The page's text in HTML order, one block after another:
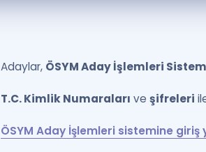
Adaylar, ÖSYM Aday İşlemleri
T.C. Kimlik Numaraları veşifreleri
ÖSYM Aday İşlemleri sistemine giriş